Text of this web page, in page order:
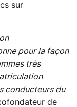
sur
pour la façon
très
conducteurs du
de